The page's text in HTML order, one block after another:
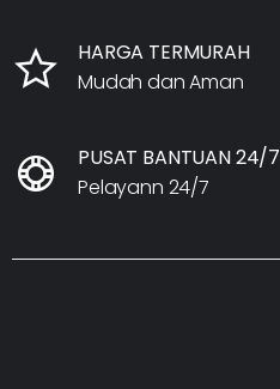
HARGA TERMURAH
Mudah dan Aman
PUSAT BANTUAN 24/7
Pelayann 24/7